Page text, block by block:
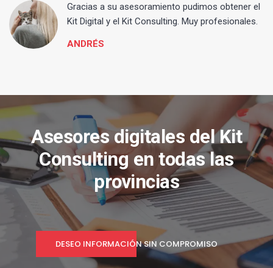
Gracias a su asesoramiento pudimos obtener el
Kit Digital y el Kit Consulting. Muy profesionales.
ANDRÉS
Asesores digitales del Kit
Consulting en todas las
provincias
DESEO INFORMACIÓN SIN COMPROMISO